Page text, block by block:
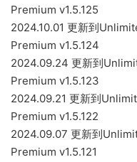
Premium v1.5.125
2024.10.01 更新到
Premium v1.5.124
2024.09.24 更新到
Premium v1.5.123
2024.09.21 更新到
Premium v1.5.122
2024.09.07 更新到
Premium v1.5.121